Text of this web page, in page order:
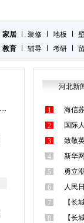
家居 装修 地板
教育 辅导 考研
河北新
1
海信
2
国际
3
致敬
4
新华
5
勇立
6
人民
7
【长
8
【长